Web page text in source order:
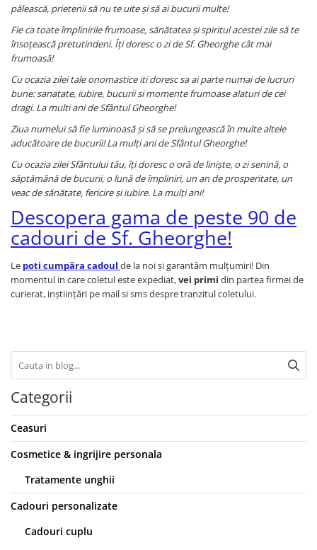
pălească, prietenii să nu te uite şi să ai bucurii multe!
Fie ca toate împlinirile frumoase, sănătatea şi spiritul acestei zile să te
însoţească pretutindeni. Îţi doresc o zi de Sf. Gheorghe cât mai
frumoasă!
Cu ocazia zilei tale onomastice iti doresc sa ai parte numai de lucruri
bune: sanatate, iubire, bucurii si momente frumoase alaturi de cei
dragi. La multi ani de Sfântul Gheorghe!
Ziua numelui să fie luminoasă și să se prelungească în multe altele
aducătoare de bucurii! La mulţi ani de Sfântul Gheorghe!
Cu ocazia zilei Sfântului tău, îţi doresc o oră de linişte, o zi senină, o
săptămână de bucurii, o lună de împliniri, un an de prosperitate, un
veac de sănătate, fericire şi iubire. La mulţi ani!
Descopera gama de peste 90 de
cadouri de Sf. Gheorghe!
Le poți cumpăra cadoul de la noi și garantăm mulțumiri! Din
momentul in care coletul este expediat,vei primi din partea firmei de
curierat, inştiinţări pe mail si sms despre tranzitul coletului.
Categorii
Ceasuri
Cosmetice & ingrijire personala
Tratamente unghii
Cadouri personalizate
Cadouri cuplu